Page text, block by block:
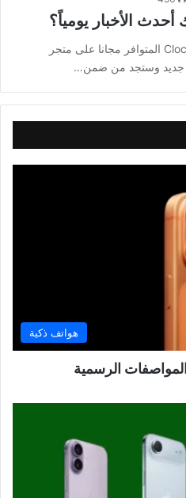
الأخبار يومياً؟
مؤخرا قامت جوجل بدعم تطبيق Clock المتوافر مجانا على متجر
جديد وستجد من ضمن…
هواتف ذكية